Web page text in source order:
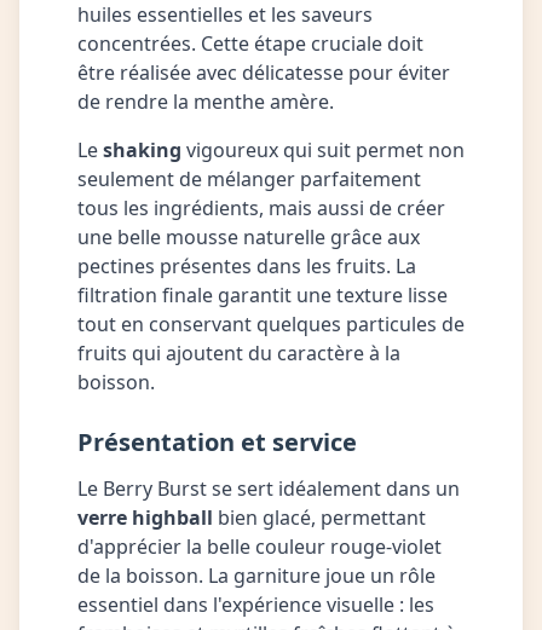
huiles essentielles et les saveurs
concentrées. Cette étape cruciale doit
être réalisée avec délicatesse pour éviter
de rendre la menthe amère.
Leshaking vigoureux qui suit permet non
seulement de mélanger parfaitement
tous les ingrédients, mais aussi de créer
une belle mousse naturelle grâce aux
pectines présentes dans les fruits. La
filtration finale garantit une texture lisse
tout en conservant quelques particules de
fruits qui ajoutent du caractère à la
boisson.
Présentation et service
Le Berry Burst se sert idéalement dans un
verre highball bien glacé, permettant
d'apprécier la belle couleur rouge-violet
de la boisson. La garniture joue un rôle
essentiel dans l'expérience visuelle : les